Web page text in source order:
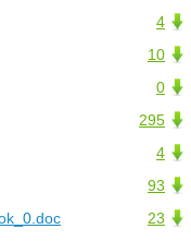
4
10
0
295
4
93
23